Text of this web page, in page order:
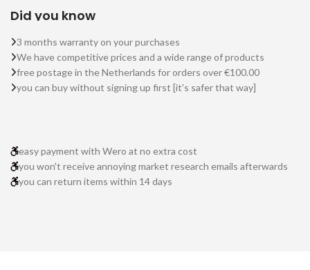
Did you know
3 months warranty on your purchases
We have competitive prices and a wide range of products
free postage in the Netherlands for orders over €100.00
you can buy without signing up first [it's safer that way]
easy payment with Wero at no extra cost
you won't receive annoying market research emails afterwards
you can return items within 14 days